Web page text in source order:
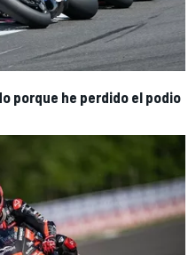
porque he perdido el podio